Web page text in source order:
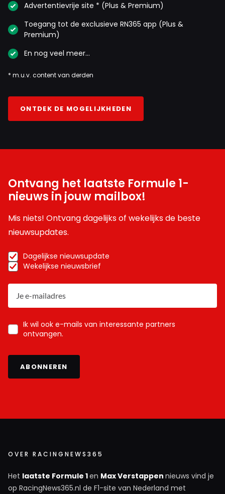
3 juni 18:40
jaar, dus nog niet de helft van wat hier gesuggereerd
Meepraten? Dat kan! Je hoeft je alleen maar aan te
Advertentievrije site * (Plus & Premium)
Toegang tot de exclusieve RN365 app (Plus &
Premium)
En nog veel meer…
* m.u.v. content van derden
ONTDEK DE MOGELIJKHEDEN
Ontvang het laatste Formule 1-
nieuws in jouw mailbox!
Mis niets! Ontvang dagelijks of wekelijks de beste
nieuwsupdates.
Dagelijkse nieuwsupdate
Wekelijkse nieuwsbrief
Ik wil ook e-mails van interessante partners
ontvangen.
ABONNEREN
OVER RACINGNEWS365
Het laatste Formule 1en Max Verstappen nieuws vind je
op RacingNews365.nl de F1-site van Nederland met